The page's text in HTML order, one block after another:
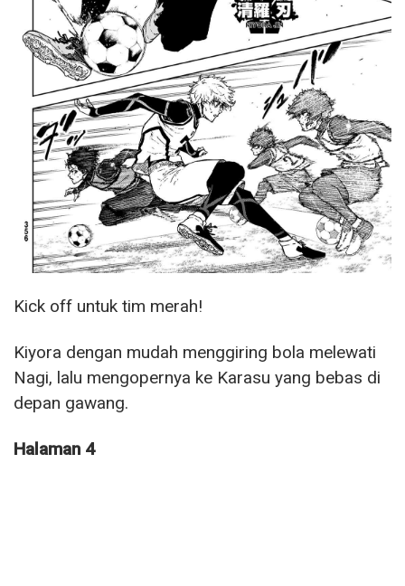
Kick off untuk tim merah!
Kiyora dengan mudah menggiring bola melewati
Nagi, lalu mengopernya ke Karasu yang bebas di
depan gawang.
Halaman 4